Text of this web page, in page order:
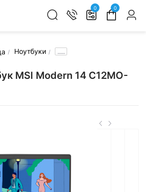
0 0
Ноутбуки .....
MSI Modern 14 C12MO-